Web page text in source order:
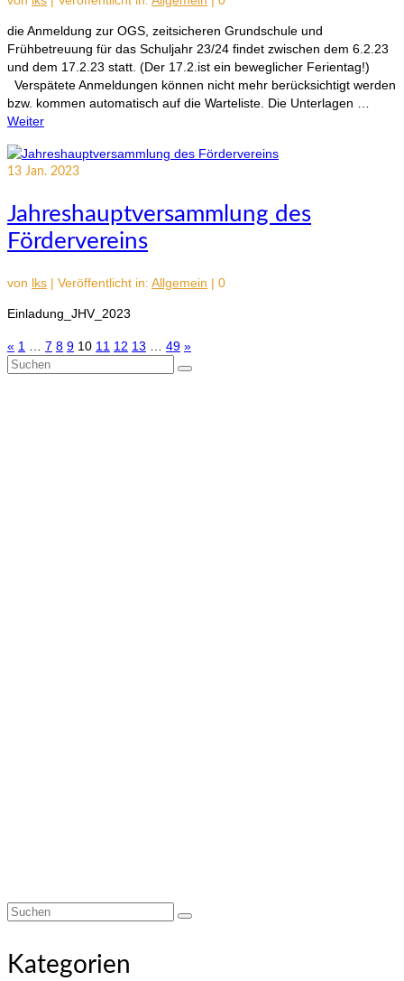
die Anmeldung zur OGS, zeitsicheren Grundschule und
Frühbetreuung für das Schuljahr 23/24 findet zwischen dem 6.2.23
und dem 17.2.23 statt. (Der 17.2.ist ein beweglicher Ferientag!)
Verspätete Anmeldungen können nicht mehr berücksichtigt werden
bzw. kommen automatisch auf die Warteliste. Die Unterlagen …
Weiter
13 Jan. 2023
Jahreshauptversammlung des
Fördervereins
von lks | Veröffentlicht in: Allgemein | 0
Einladung_JHV_2023
Seitennummerierung
der
« 1 … 7 8 9 10 11 12 13 … 49 »
Suchen
Suchen
Kategorien